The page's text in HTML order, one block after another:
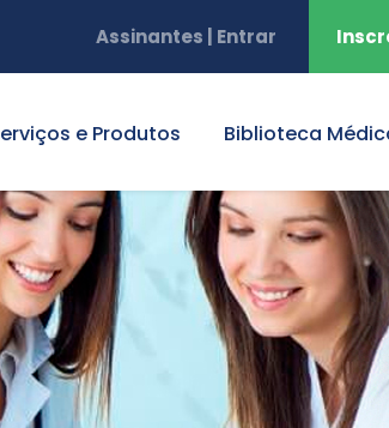
Assinantes | Entrar
e Produtos Biblioteca